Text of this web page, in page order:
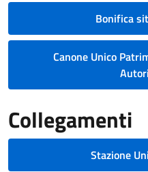
Bonifica
Canone Unico
Collegamenti
Stazione